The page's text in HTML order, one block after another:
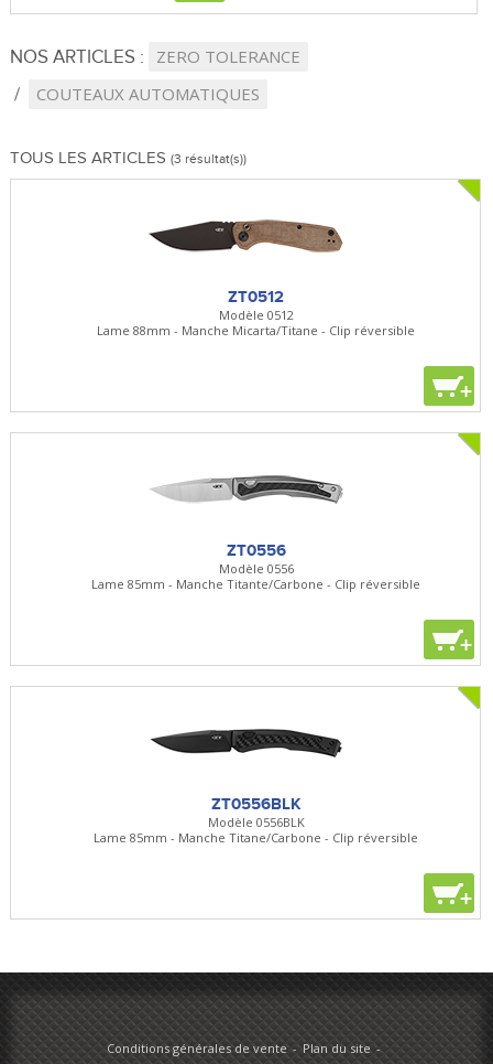
NOS ARTICLES :
ZERO TOLERANCE
COUTEAUX AUTOMATIQUES
TOUS LES ARTICLES (3 résultat(s))
ZT0512
Modèle 0512
Lame 88mm - Manche Micarta/Titane - Clip réversible
+
ZT0556
Modèle 0556
Lame 85mm - Manche Titante/Carbone - Clip réversible
+
ZT0556BLK
Modèle 0556BLK
Lame 85mm - Manche Titane/Carbone - Clip réversible
+
Conditions générales de vente
Plan du site